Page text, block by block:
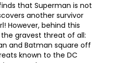
that Superman is not
another survivor
However, behind this
gravest threat of all:
and Batman square off
known to the DC